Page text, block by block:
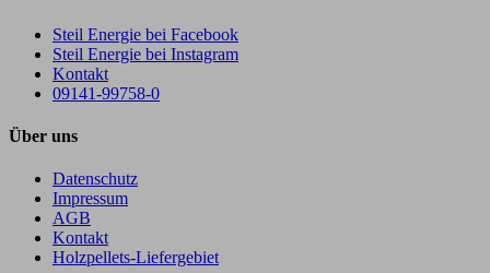
Steil Energie bei Facebook
Steil Energie bei Instagram
Kontakt
09141-99758-0
Über uns
Datenschutz
Impressum
AGB
Kontakt
Holzpellets-Liefergebiet